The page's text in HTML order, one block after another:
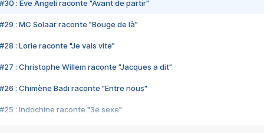
#30 : Eve Angeli raconte "Avant de partir"
#29 : MC Solaar raconte "Bouge de là"
#28 : Lorie raconte "Je vais vite"
#27 : Christophe Willem raconte "Jacques a dit"
#26 : Chimène Badi raconte "Entre nous"
#25 : Indochine raconte "3e sexe"